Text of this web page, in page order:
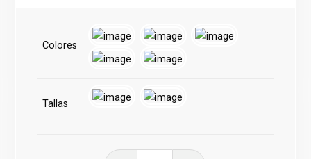
Colores
Tallas